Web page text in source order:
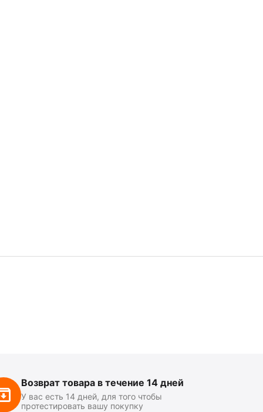
Возврат товара в течение 14 дней
У вас есть 14 дней, для того чтобы
протестировать вашу покупку